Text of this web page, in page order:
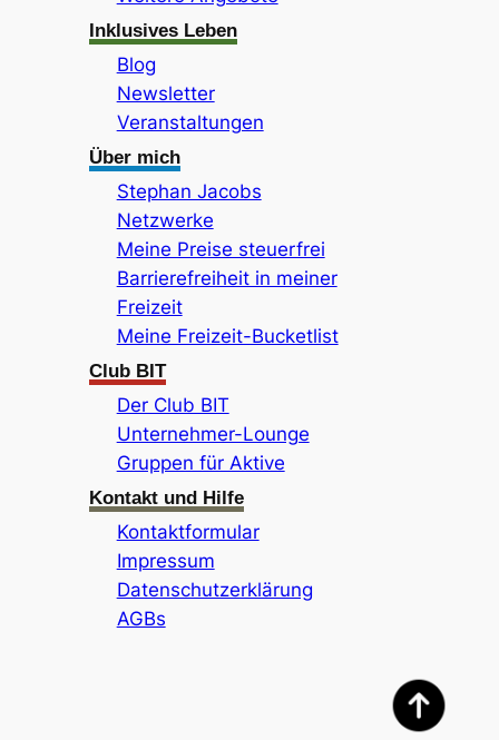
Inklusives Leben
Blog
Newsletter
Veranstaltungen
Über mich
Stephan Jacobs
Netzwerke
Meine Preise steuerfrei
Barrierefreiheit in meiner
Freizeit
Meine Freizeit-Bucketlist
Club BIT
Der Club BIT
Unternehmer-Lounge
Gruppen für Aktive
Kontakt und Hilfe
Kontaktformular
Impressum
Datenschutzerklärung
AGBs